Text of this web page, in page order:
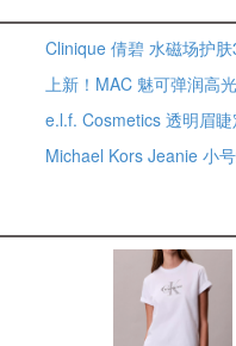
Clinique 倩碧 水磁场护
上新！MAC 魅可弹润高
e.l.f. Cosmetics 透明眉